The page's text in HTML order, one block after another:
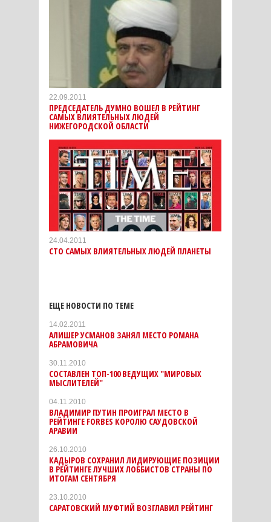
22.09.2011
ПРЕДСЕДАТЕЛЬ ДУМНО ВОШЕЛ В РЕЙТИНГ
САМЫХ ВЛИЯТЕЛЬНЫХ ЛЮДЕЙ
НИЖЕГОРОДСКОЙ ОБЛАСТИ
24.04.2011
СТО САМЫХ ВЛИЯТЕЛЬНЫХ ЛЮДЕЙ ПЛАНЕТЫ
ЕЩЕ НОВОСТИ ПО ТЕМЕ
14.02.2011
АЛИШЕР УСМАНОВ ЗАНЯЛ МЕСТО РОМАНА
АБРАМОВИЧА
30.11.2010
СОСТАВЛЕН ТОП-100 ВЕДУЩИХ "МИРОВЫХ
МЫСЛИТЕЛЕЙ"
04.11.2010
ВЛАДИМИР ПУТИН ПРОИГРАЛ МЕСТО В
РЕЙТИНГЕ FORBES КОРОЛЮ САУДОВСКОЙ
АРАВИИ
26.10.2010
КАДЫРОВ СОХРАНИЛ ЛИДИРУЮЩИЕ ПОЗИЦИИ
В РЕЙТИНГЕ ЛУЧШИХ ЛОББИСТОВ СТРАНЫ ПО
ИТОГАМ СЕНТЯБРЯ
23.10.2010
САРАТОВСКИЙ МУФТИЙ ВОЗГЛАВИЛ РЕЙТИНГ